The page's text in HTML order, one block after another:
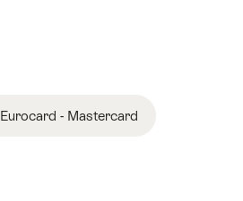
Eurocard - Mastercard